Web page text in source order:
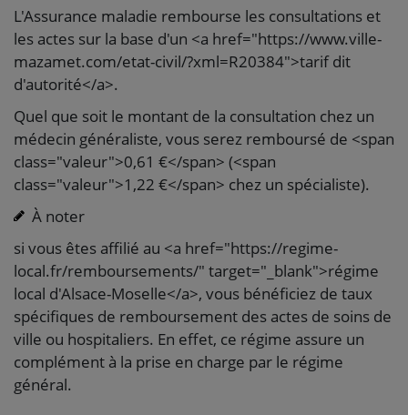
L'Assurance maladie rembourse les consultations et
les actes sur la base d'un <a href="https://www.ville-
mazamet.com/etat-civil/?xml=R20384">tarif dit
d'autorité</a>.
Quel que soit le montant de la consultation chez un
médecin généraliste, vous serez remboursé de <span
class="valeur">0,61 €</span> (<span
class="valeur">1,22 €</span> chez un spécialiste).
À noter
si vous êtes affilié au <a href="https://regime-
local.fr/remboursements/" target="_blank">régime
local d'Alsace-Moselle</a>, vous bénéficiez de taux
spécifiques de remboursement des actes de soins de
ville ou hospitaliers. En effet, ce régime assure un
complément à la prise en charge par le régime
général.